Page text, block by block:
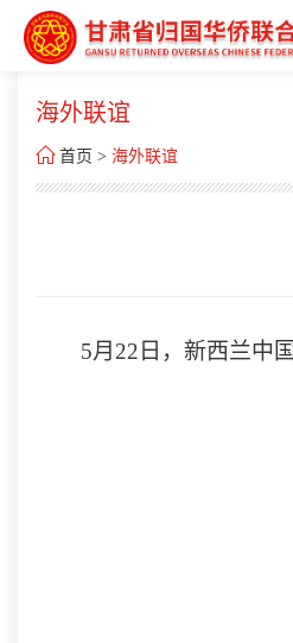
海外联谊
 首页 > 海外联谊
5月22日，新西兰中